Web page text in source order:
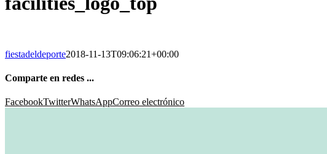
fiestadeldeporte2018-11-13T09:06:21+00:00
Comparte en redes ...
FacebookTwitterWhatsAppCorreo electrónico